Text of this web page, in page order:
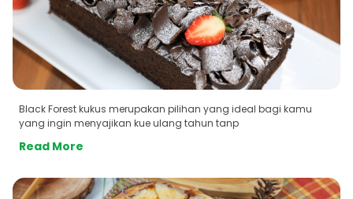
Black Forest kukus merupakan pilihan yang ideal bagi kamu
yang ingin menyajikan kue ulang tahun tanp
Read More